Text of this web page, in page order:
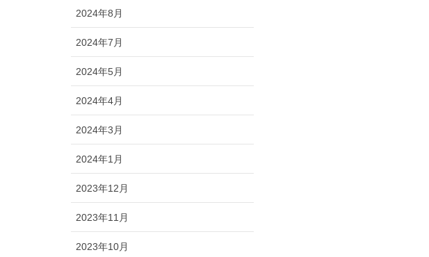
2024年8月
2024年7月
2024年5月
2024年4月
2024年3月
2024年1月
2023年12月
2023年11月
2023年10月